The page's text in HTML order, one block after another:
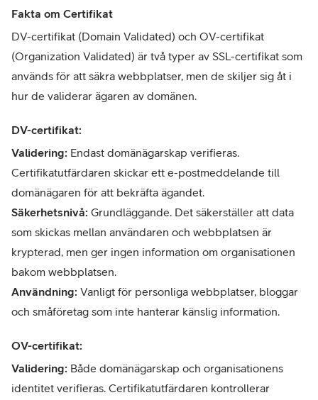
Fakta om Certifikat
DV-certifikat (Domain Validated) och OV-certifikat
(Organization Validated) är två typer av SSL-certifikat som
används för att säkra webbplatser, men de skiljer sig åt i
hur de validerar ägaren av domänen.
DV-certifikat:
Validering: Endast domänägarskap verifieras.
Certifikatutfärdaren skickar ett e-postmeddelande till
domänägaren för att bekräfta ägandet.
Säkerhetsnivå: Grundläggande. Det säkerställer att data
som skickas mellan användaren och webbplatsen är
krypterad, men ger ingen information om organisationen
bakom webbplatsen.
Användning: Vanligt för personliga webbplatser, bloggar
och småföretag som inte hanterar känslig information.
OV-certifikat:
Validering: Både domänägarskap och organisationens
identitet verifieras. Certifikatutfärdaren kontrollerar